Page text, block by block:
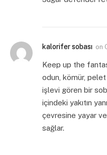
kalorifer sobası on
Keep up the
odun, kömür, pelet
işlevi gören bir
içindeki yakıtın
çevresine yayar ve
sağlar.